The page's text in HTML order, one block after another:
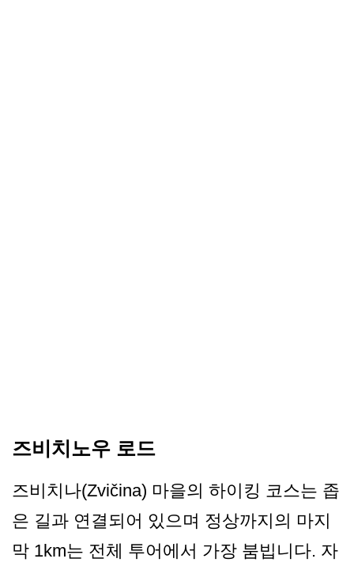
즈비치노우 로드
즈비치나(Zvičina) 마을의 하이킹 코스는 좁
은 길과 연결되어 있으며 정상까지의 마지
막 1km는 전체 투어에서 가장 붐빕니다. 자